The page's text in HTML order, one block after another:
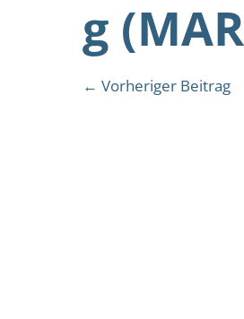
g
Beitragsnavigation
← Vorheriger Beitrag